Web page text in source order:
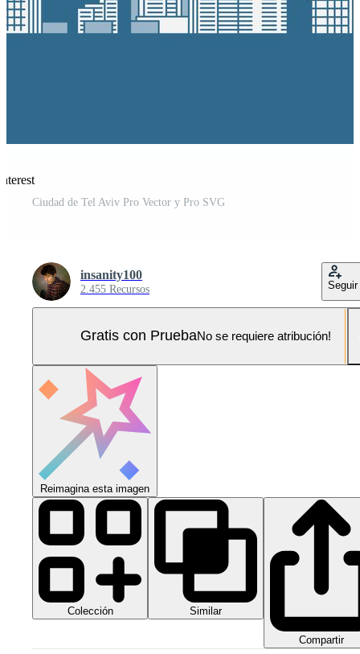
Ciudad de Tel Aviv Pro Vector y Pro SVG
insanity100
2.455 Recursos Seguir
Gratis con PruebaNo se requiere atribución!
Reimagina esta imagen
Colección Similar
Compartir